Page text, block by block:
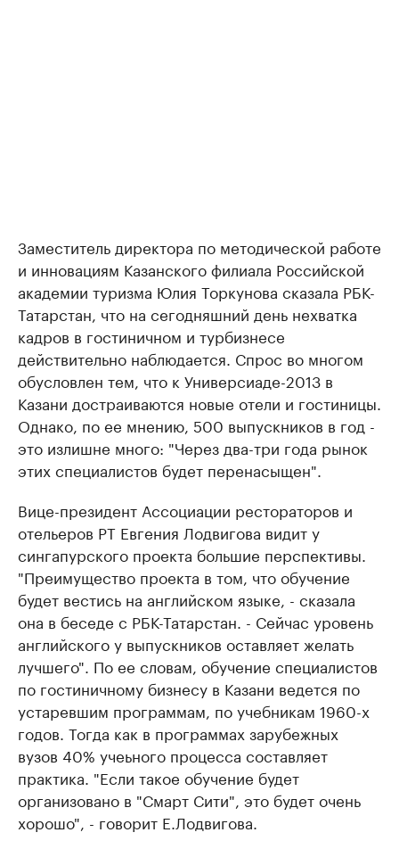
Заместитель директора по методической работе
и инновациям Казанского филиала Российской
академии туризма Юлия Торкунова сказала РБК-
Татарстан, что на сегодняшний день нехватка
кадров в гостиничном и турбизнесе
действительно наблюдается. Спрос во многом
обусловлен тем, что к Универсиаде-2013 в
Казани достраиваются новые отели и гостиницы.
Однако, по ее мнению, 500 выпускников в год -
это излишне много: "Через два-три года рынок
этих специалистов будет перенасыщен".
Вице-президент Ассоциации рестораторов и
отельеров РТ Евгения Лодвигова видит у
сингапурского проекта большие перспективы.
"Преимущество проекта в том, что обучение
будет вестись на английском языке, - сказала
она в беседе с РБК-Татарстан. - Сейчас уровень
английского у выпускников оставляет желать
лучшего". По ее словам, обучение специалистов
по гостиничному бизнесу в Казани ведется по
устаревшим программам, по учебникам 1960-х
годов. Тогда как в программах зарубежных
вузов 40% учеьного процесса составляет
практика. "Если такое обучение будет
организовано в "Смарт Сити", это будет очень
хорошо", - говорит Е.Лодвигова.